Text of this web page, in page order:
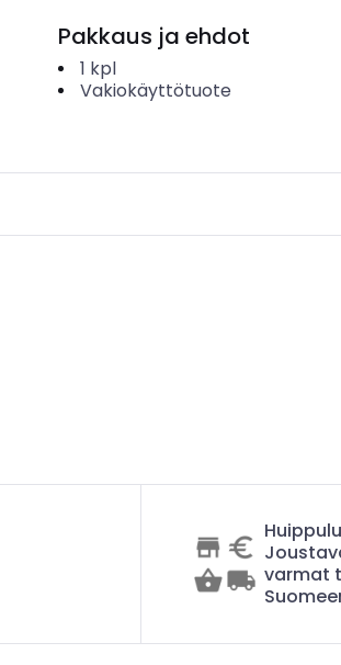
Pakkaus ja ehdot
1 kpl
Vakiokäyttötuote
varmat